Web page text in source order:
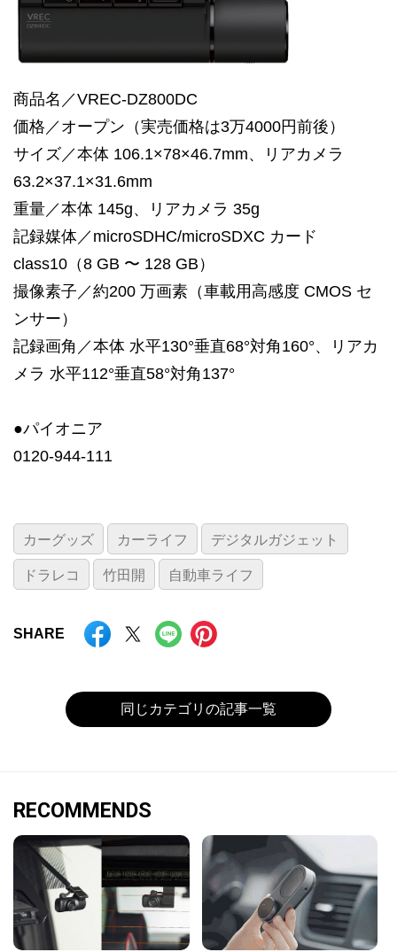
商品名／VREC-DZ800DC
価格／オープン（実売価格は3万4000円前後）
サイズ／本体 106.1×78×46.7mm、リアカメラ
63.2×37.1×31.6mm
重量／本体 145g、リアカメラ 35g
記録媒体／microSDHC/microSDXC カード
class10（8 GB 〜 128 GB）
撮像素子／約200 万画素（車載用高感度 CMOS セ
ンサー）
記録画角／本体 水平130°垂直68°対角160°、リアカ
メラ 水平112°垂直58°対角137°
●パイオニア
0120-944-111
カーグッズ カーライフ デジタルガジェット
ドラレコ 竹田開 自動車ライフ
SHARE
同じカテゴリの記事一覧
RECOMMENDS